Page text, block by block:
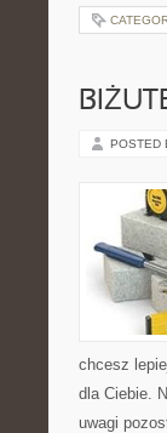
POSTED
chcesz
dla Ciebie.
uwagi